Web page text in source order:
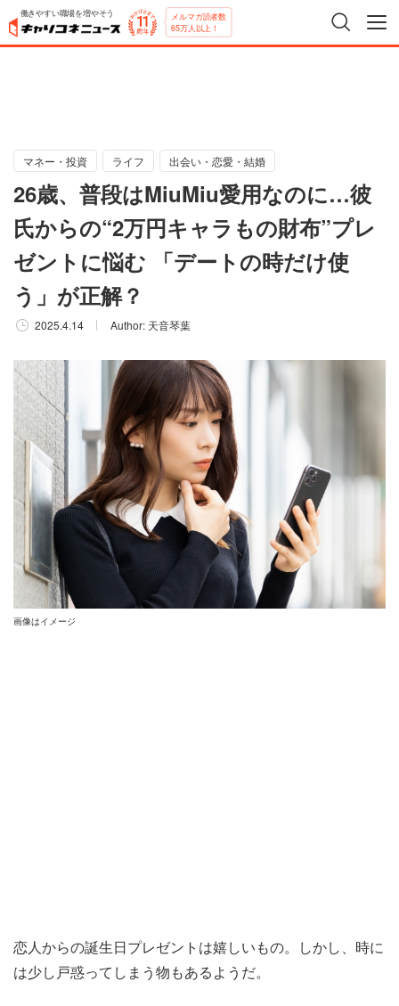
働きやすい職場を増やそう メルマガ読者数
65万人以上！
マネー・投資 ライフ 出会い・恋愛・結婚
26歳、普段はMiuMiu愛用なのに…彼
氏からの“2万円キャラもの財布”プレ
ゼントに悩む 「デートの時だけ使
う」が正解？
2025.4.14 Author: 天音琴葉
画像はイメージ
恋人からの誕生日プレゼントは嬉しいもの。しかし、時に
は少し戸惑ってしまう物もあるようだ。